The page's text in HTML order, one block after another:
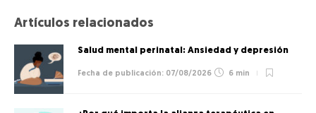
Artículos relacionados
Salud mental perinatal: Ansiedad y depresión
07/08/2026 6 min